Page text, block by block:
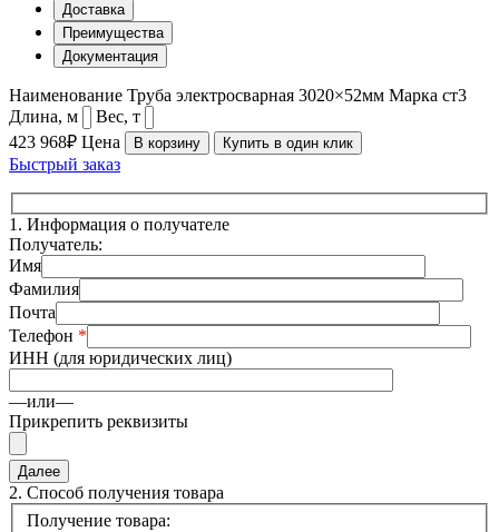
Доставка
Преимущества
Документация
Наименование Труба электросварная 3020×52мм Марка ст3
Длина, м
Вес, т
423 968₽ Цена В корзину Купить в один клик
Быстрый заказ
1. Информация о получателе
Получатель:
Имя
Фамилия
Почта
Телефон *
ИНН (для юридических лиц)
—или—
Прикрепить реквизиты
2. Способ получения товара
Получение товара: